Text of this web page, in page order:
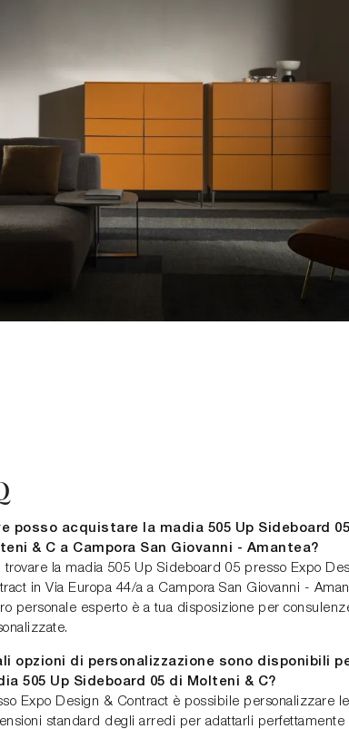
posso acquistare la madia 505 Up Sideboard
& C a Campora San Giovanni - Amantea?
trovare la madia 505 Up Sideboard 05 presso Expo
in Via Europa 44/a a Campora San Giovanni -
personale esperto è a tua disposizione per
opzioni di personalizzazione sono disponibili
505 Up Sideboard 05 di Molteni & C?
Expo Design & Contract è possibile personalizzare le
standard degli arredi per adattarli perfettamente